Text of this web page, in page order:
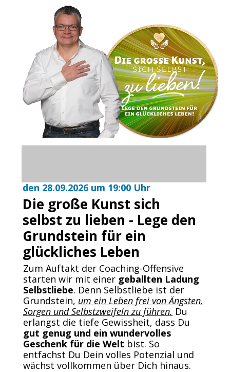
den 28.09.2026 um 19:00 Uhr
Die große Kunst sich
selbst zu lieben - Lege den
Grundstein für ein
glückliches Leben
Zum Auftakt der Coaching-Offensive
starten wir mit einer geballten Ladung
Selbstliebe. Denn Selbstliebe ist der
Grundstein, um ein Leben frei von Ängsten,
Sorgen und Selbstzweifeln zu führen. Du
erlangst die tiefe Gewissheit, dass Du
gut genug und ein wundervolles
Geschenk für die Welt bist. So
entfachst Du Dein volles Potenzial und
wächst vollkommen über Dich hinaus.